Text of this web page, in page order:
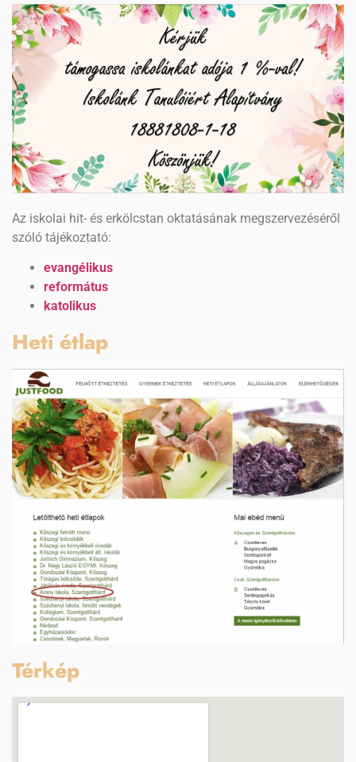
Az iskolai hit- és erkölcstan oktatásának megszervezéséről
szóló tájékoztató:
evangélikus
református
katolikus
Heti étlap
Térkép